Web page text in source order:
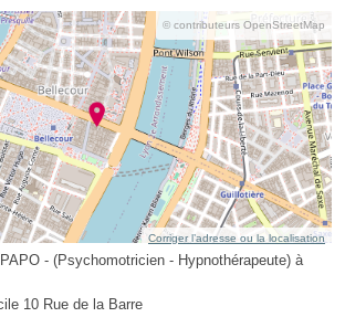
© contributeurs OpenStreetMap
Corriger l’adresse ou la localisation
- (Psychomotricien - Hypnothérapeute) à
10 Rue de la Barre